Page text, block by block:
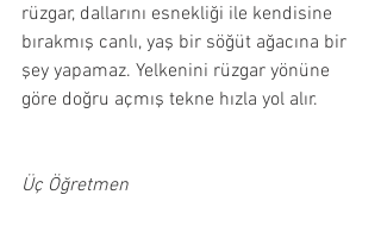
rüzgar, dallarını esnekliği ile kendisine
bırakmış canlı, yaş bir söğüt ağacına bir
şey yapamaz. Yelkenini rüzgar yönüne
göre doğru açmış tekne hızla yol alır.
Üç Öğretmen